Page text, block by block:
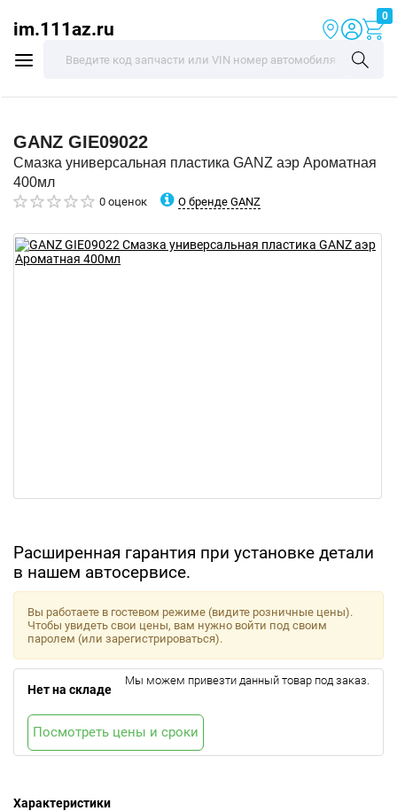
im.111az.ru
0
GANZ GIE09022
Смазка универсальная пластика GANZ аэр Ароматная
400мл
0 оценок О бренде GANZ
Расширенная гарантия при установке детали
в нашем автосервисе.
Характеристики
Вы работаете в гостевом режиме (видите розничные цены).
Чтобы увидеть свои цены, вам нужно войти под своим
паролем (или зарегистрироваться).
Нет на складе
Мы можем привезти данный товар под заказ.
Посмотреть цены и сроки